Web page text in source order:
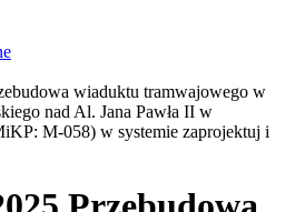
wiaduktu tramwajowego w
nad Al. Jana Pawła II w
M-058) w systemie zaprojektuj i